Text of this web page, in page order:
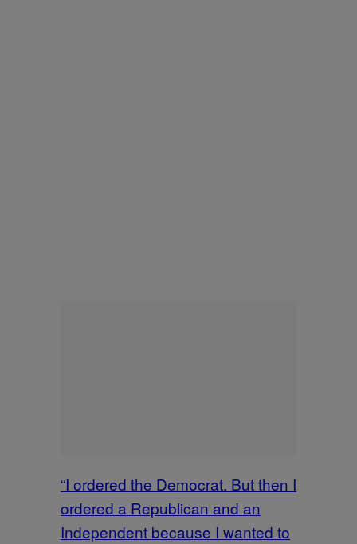
“I ordered the Democrat. But then I
ordered a Republican and an
Independent because I wanted to